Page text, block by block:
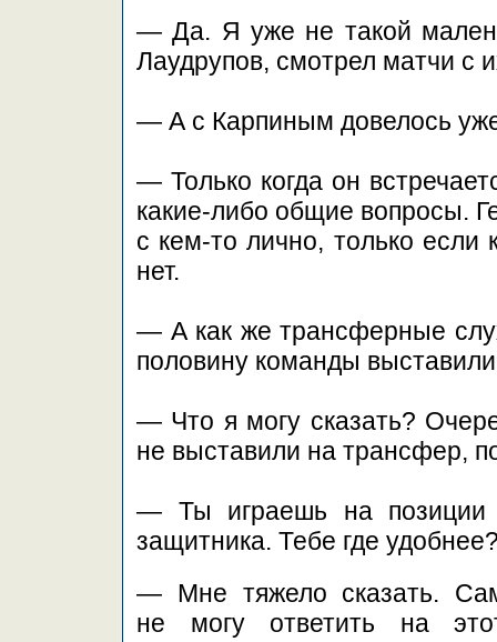
— Да. Я уже не такой
Лаудрупов, смотрел матчи с
— А с Карпиным довелось
— Только когда он
какие-либо общие вопросы.
с кем-то лично, только
нет.
— А как же трансферные
половину команды
— Что я могу сказать?
не выставили на трансфер,
— Ты играешь на позиции
защитника. Тебе где
— Мне тяжело сказать.
не могу ответить на